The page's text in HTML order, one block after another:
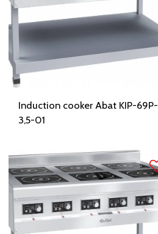
Induction cooker Abat KIP-69P-
3,5-01